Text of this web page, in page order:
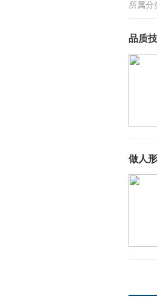
所属分
品质
做人